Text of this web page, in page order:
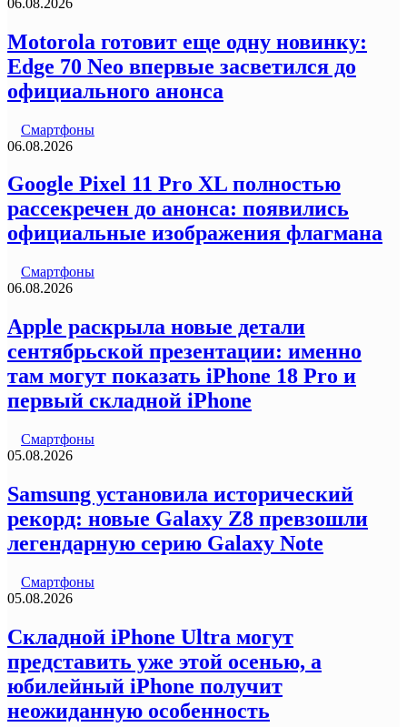
Motorola готовит еще одну новинку:
Edge 70 Neo впервые засветился до
официального анонса
Смартфоны
06.08.2026
Google Pixel 11 Pro XL полностью
рассекречен до анонса: появились
официальные изображения флагмана
Смартфоны
06.08.2026
Apple раскрыла новые детали
сентябрьской презентации: именно
там могут показать iPhone 18 Pro и
первый складной iPhone
Смартфоны
05.08.2026
Samsung установила исторический
рекорд: новые Galaxy Z8 превзошли
легендарную серию Galaxy Note
Смартфоны
05.08.2026
Складной iPhone Ultra могут
представить уже этой осенью, а
юбилейный iPhone получит
неожиданную особенность